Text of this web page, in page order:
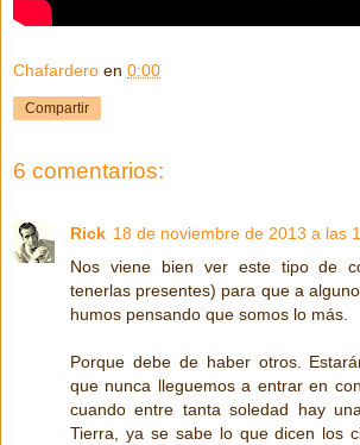
Chafardero en 0:00
Compartir
6 comentarios:
Rick 18 de noviembre de 2013 a las
Nos viene bien ver este tipo de
tenerlas presentes) para que a
humos pensando que somos lo más.
Porque debe de haber otros.
que nunca lleguemos a entrar en
cuando entre tanta soledad hay
Tierra, ya se sabe lo que dicen los